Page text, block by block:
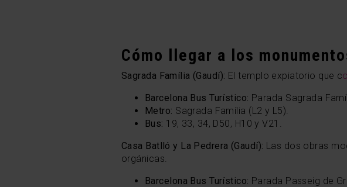
Cómo llegar a los
Sagrada Família (Gaudí): El templo expiatorio que c
Barcelona Bus Turístico: Parada Sagrada
Metro: Sagrada Família (L2 y L5).
Bus: 19, 33, 34, D50, H10 y V21.
Casa Batlló y La Pedrera (Gaudí): Las dos obras
orgánicas.
Barcelona Bus Turístico: Parada Passeig de